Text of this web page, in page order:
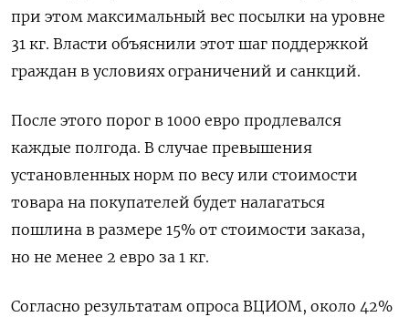
при этом максимальный вес посылки на уровне
31 кг. Власти объяснили этот шаг поддержкой
граждан в условиях ограничений и санкций.
После этого порог в 1000 евро продлевался
каждые полгода. В случае превышения
установленных норм по весу или стоимости
товара на покупателей будет налагаться
пошлина в размере 15% от стоимости заказа,
но не менее 2 евро за 1 кг.
Согласно результатам опроса ВЦИОМ, около 42%